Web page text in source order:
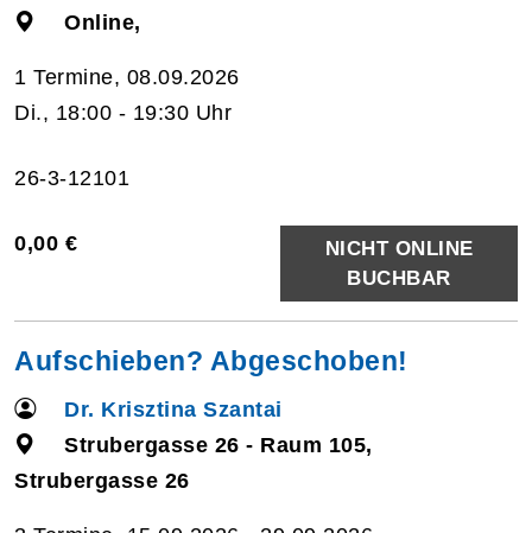
Online,
1 Termine, 08.09.2026
Di., 18:00 - 19:30 Uhr
26-3-12101
0,00 €
NICHT ONLINE
BUCHBAR
Aufschieben? Abgeschoben!
Dr. Krisztina Szantai
Strubergasse 26 - Raum 105,
Strubergasse 26